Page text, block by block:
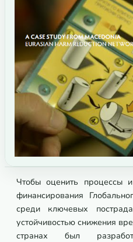
Чтобы оценить процессы
финансирования
среди ключевых
устойчивостью снижения
странах был